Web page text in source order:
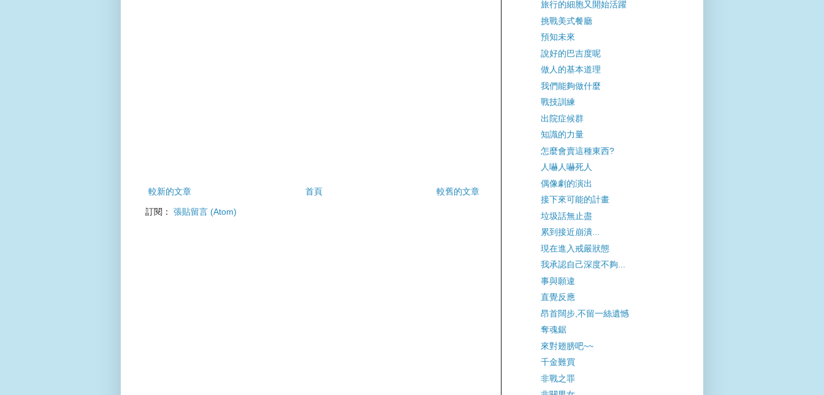
較新的文章 較舊的文章
首頁
訂閱： 張貼留言 (Atom)
旅行的細胞又開始活躍
挑戰美式餐廳
預知未來
說好的巴吉度呢
做人的基本道理
我們能夠做什麼
戰技訓練
出院症候群
知識的力量
怎麼會賣這種東西?
人嚇人嚇死人
偶像劇的演出
接下來可能的計畫
垃圾話無止盡
累到接近崩潰...
現在進入戒嚴狀態
我承認自己深度不夠...
事與願違
直覺反應
昂首闊步,不留一絲遺憾
奪魂鋸
來對翅膀吧~~
千金難買
非戰之罪